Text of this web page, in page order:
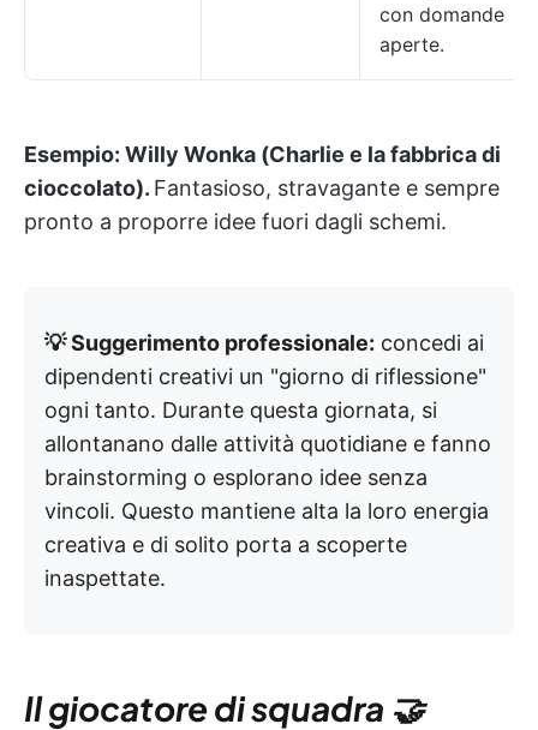
con domande
aperte.
Esempio: Willy Wonka (Charlie e la fabbrica di
cioccolato). Fantasioso, stravagante e sempre
pronto a proporre idee fuori dagli schemi.
💡 Suggerimento professionale: concedi ai
dipendenti creativi un "giorno di riflessione"
ogni tanto. Durante questa giornata, si
allontanano dalle attività quotidiane e fanno
brainstorming o esplorano idee senza
vincoli. Questo mantiene alta la loro energia
creativa e di solito porta a scoperte
inaspettate.
Il giocatore di squadra 🤝